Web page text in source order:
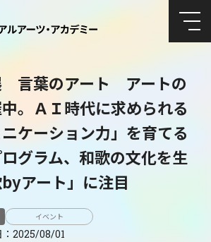
言葉のアート アートの
。ＡＩ時代に求められる
ニケーション力」を育てる
グラム、和歌の文化を生
アート」に注目
イベント
2025/08/01